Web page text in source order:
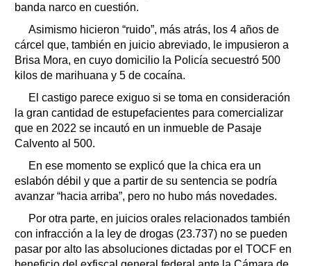
banda narco en cuestión.
Asimismo hicieron “ruido”, más atrás, los 4 años de
cárcel que, también en juicio abreviado, le impusieron a
Brisa Mora, en cuyo domicilio la Policía secuestró 500
kilos de marihuana y 5 de cocaína.
El castigo parece exiguo si se toma en consideración
la gran cantidad de estupefacientes para comercializar
que en 2022 se incautó en un inmueble de Pasaje
Calvento al 500.
En ese momento se explicó que la chica era un
eslabón débil y que a partir de su sentencia se podría
avanzar “hacia arriba”, pero no hubo más novedades.
Por otra parte, en juicios orales relacionados también
con infracción a la ley de drogas (23.737) no se pueden
pasar por alto las absoluciones dictadas por el TOCF en